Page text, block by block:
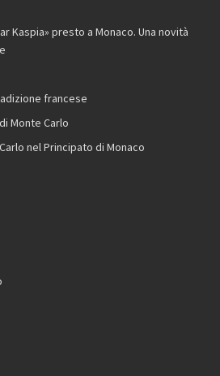
Kaspia» presto a Monaco. Una novità
francese
Monte Carlo
nel Principato di Monaco